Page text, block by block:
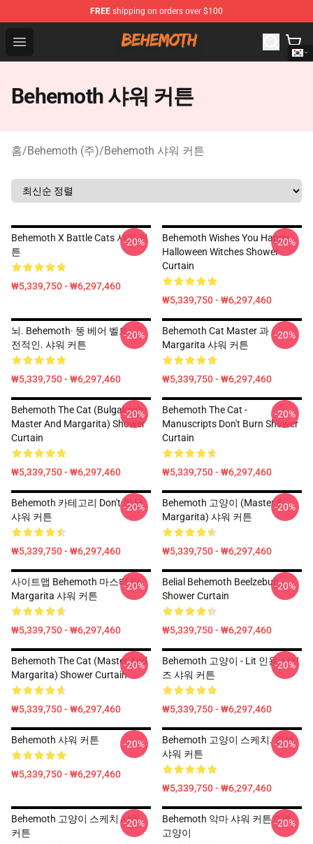
FREE shipping on orders over $100
Open menu
Behemoth Store - Official Behemoth Merchandise Shop
Behemoth 샤워 커튼
홈/Behemoth (주)/Behemoth 샤워 커튼
Behemoth X Battle Cats 샤워 커
튼
₩5,339,750 - ₩6,297,460
-20%
Behemoth Wishes You Happy
Halloween Witches Shower
Curtain
₩5,339,750 - ₩6,297,460
-20%
뇌. Behemoth· 뚱 베어 벨트. 고
전적인. 샤워 커튼
₩5,339,750 - ₩6,297,460
-20%
Behemoth Cat Master 과
Margarita 샤워 커튼
₩5,339,750 - ₩6,297,460
-20%
Behemoth The Cat (Bulgakov's
Master And Margarita) Shower
Curtain
₩5,339,750 - ₩6,297,460
-20%
Behemoth The Cat -
Manuscripts Don't Burn Shower
Curtain
₩5,339,750 - ₩6,297,460
-20%
Behemoth 카테고리 Don't 화상
샤워 커튼
₩5,339,750 - ₩6,297,460
-20%
Behemoth 고양이 (Master &
Margarita) 샤워 커튼
₩5,339,750 - ₩6,297,460
-20%
사이트맵 Behemoth 마스터 및
Margarita 샤워 커튼
₩5,339,750 - ₩6,297,460
-20%
Belial Behemoth Beelzebub
Shower Curtain
₩5,339,750 - ₩6,297,460
-20%
Behemoth The Cat (Master And
Margarita) Shower Curtain
₩5,339,750 - ₩6,297,460
-20%
Behemoth 고양이 - Lit 인용 시리
즈 샤워 커튼
₩5,339,750 - ₩6,297,460
-20%
Behemoth 샤워 커튼
₩5,339,750 - ₩6,297,460
-20%
Behemoth 고양이 스케치. 흰색
샤워 커튼
₩5,339,750 - ₩6,297,460
-20%
Behemoth 고양이 스케치 샤워
커튼
-20%
Behemoth 악마 샤워 커튼으로
고양이
-20%